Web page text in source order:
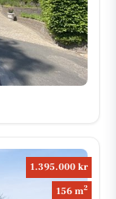
1.395.000 kr
156 m2